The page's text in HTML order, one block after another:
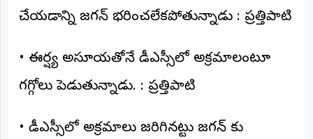
భక్తి
జాతీయం
చేయడాన్ని జగన్ భరించలేకపోతున్నాడు : ప్రత్తిపాటి
• ఈర్ష్య అసూయతోనే డీఎస్సీలో అక్రమాలంటూ
గగ్గోలు పెడుతున్నాడు. : ప్రత్తిపాటి
• డీఎస్సీలో అక్రమాలు జరిగినట్టు జగన్ కు